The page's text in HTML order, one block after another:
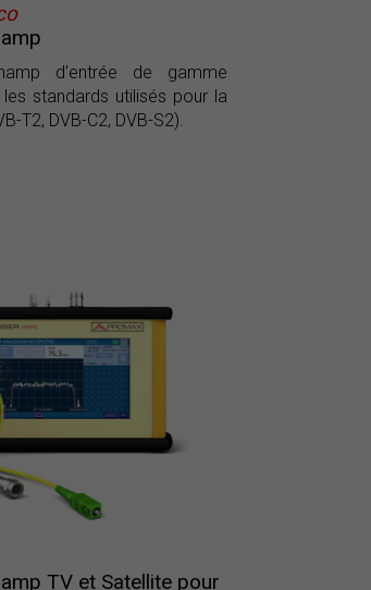
d'entrée de gamme
standards utilisés pour la
T2, DVB-C2, DVB-S2).
TV et Satellite pour